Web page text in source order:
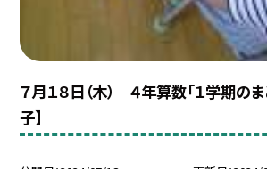
７月１８日（木） ４年算数「１学期の
子】